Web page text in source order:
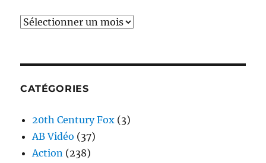
Archives
CATÉGORIES
20th Century Fox (3)
AB Vidéo (37)
Action (238)